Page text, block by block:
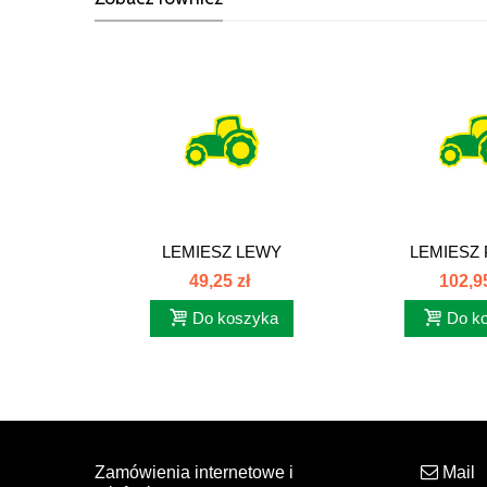
LEMIESZ LEWY
PRZEDPŁUŻKI FRANK...
49,25 zł
Do koszyka
LEMIESZ
Do
Zamówienia internetowe i
Mail